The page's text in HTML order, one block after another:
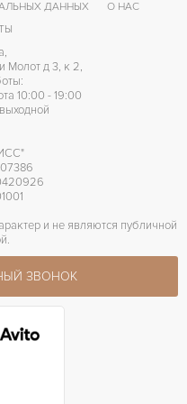
ДАННЫХ
О НАС
Молот д 3, к 2,
10:00 - 19:00
и не являются публичной
ЗВОНОК